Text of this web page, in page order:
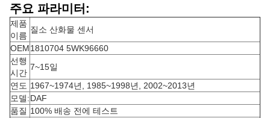
주요 파라미터:
제품
이름
질소 산화물 센서
OEM1810704 5WK96660
선행
시간
7~15일
연도 1967~1974년, 1985~1998년, 2002~2013년
모델:DAF
품질 100% 배송 전에 테스트